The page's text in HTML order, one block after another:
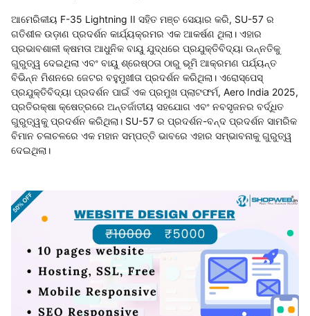
ଆମେରିକୀୟ F-35 Lightning II ସହିତ ମଞ୍ଚ ସେୟାର କରି, SU-57 ର
ଗତିଶୀଳ ଉଡ଼ାଣ ପ୍ରଦର୍ଶନ କାର୍ଯ୍ୟକ୍ରମର ଏକ ଆକର୍ଷଣ ଥିଲା। ଏହାର
ପ୍ରଭାବଶାଳୀ କ୍ଷମତା ଆଧୁନିକ ବାୟୁ ଯୁଦ୍ଧରେ ପ୍ରଯୁକ୍ତିବିଦ୍ୟା ଉନ୍ନତିକୁ
ଗୁରୁତ୍ୱ ଦେଇଥିଲା ଏବଂ ବାୟୁ ଶ୍ରେଷ୍ଠତା ଠାରୁ ଭୂମି ଆକ୍ରମଣ ପର୍ଯ୍ୟନ୍ତ
ବିଭିନ୍ନ ମିଶନରେ ଜେଟର ବହୁମୁଖୀତା ପ୍ରଦର୍ଶନ କରିଥିଲା। ଏରୋସ୍ପେସ୍
ପ୍ରଯୁକ୍ତିବିଦ୍ୟା ପ୍ରଦର୍ଶନ ପାଇଁ ଏକ ପ୍ରମୁଖ ପ୍ଲାଟଫର୍ମ, Aero India 2025,
ପ୍ରତିରକ୍ଷା କ୍ଷେତ୍ରରେ ଅନ୍ତର୍ଜାତୀୟ ସହଯୋଗ ଏବଂ ନବସୃଜନର ବର୍ଦ୍ଧିତ
ଗୁରୁତ୍ୱକୁ ପ୍ରଦର୍ଶନ କରିଥିଲା। SU-57 ର ପ୍ରଦର୍ଶନ-ବନ୍ଦ ପ୍ରଦର୍ଶନ ସାମରିକ
ବିମାନ ଚଳାଚଳରେ ଏକ ମହାନ ସମ୍ପତ୍ତି ଭାବରେ ଏହାର ସମ୍ଭାବନାକୁ ଗୁରୁତ୍ୱ
ଦେଇଥିଲା।